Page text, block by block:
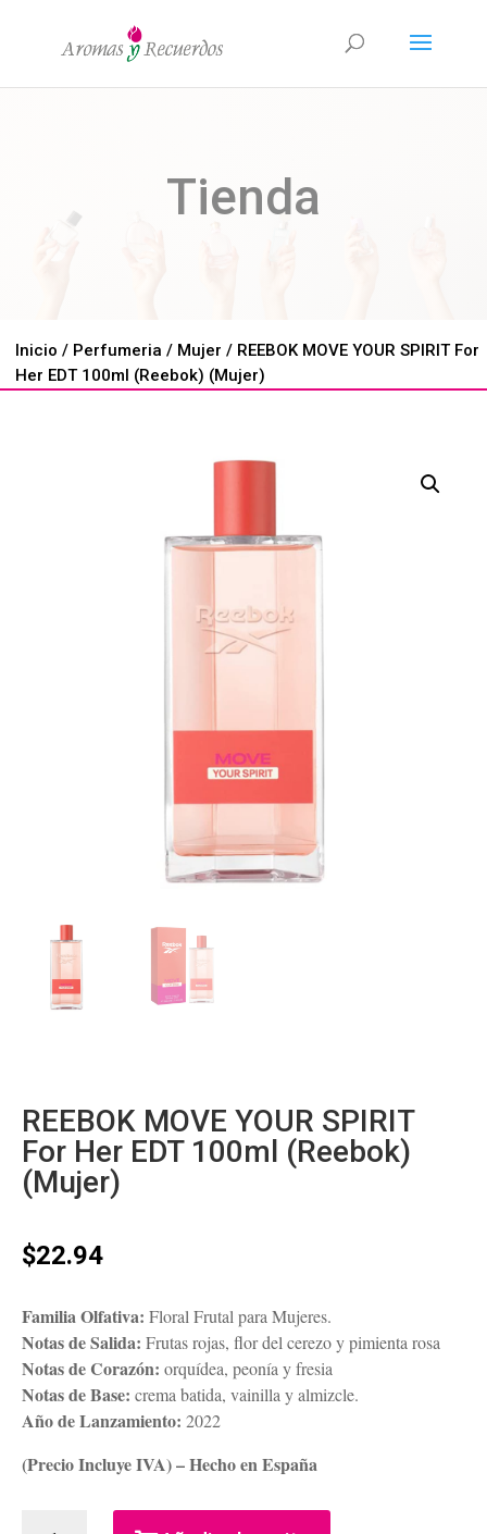
Tienda
Inicio / Perfumeria / Mujer / REEBOK MOVE YOUR SPIRIT For
Her EDT 100ml (Reebok) (Mujer)
REEBOK MOVE YOUR SPIRIT
For Her EDT 100ml (Reebok)
(Mujer)
$22.94
Familia Olfativa: Floral Frutal para Mujeres.
Notas de Salida: Frutas rojas, flor del cerezo y pimienta rosa
Notas de Corazón: orquídea, peonía y fresia
Notas de Base: crema batida, vainilla y almizcle.
Año de Lanzamiento: 2022
(Precio Incluye IVA) – Hecho en España